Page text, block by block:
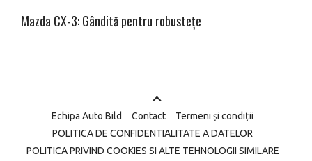
Mazda CX-3: Gândită pentru robustețe
Echipa Auto Bild Contact
Termeni și condiții
POLITICA DE CONFIDENTIALITATE A DATELOR
POLITICA PRIVIND COOKIES SI ALTE TEHNOLOGII SIMILARE